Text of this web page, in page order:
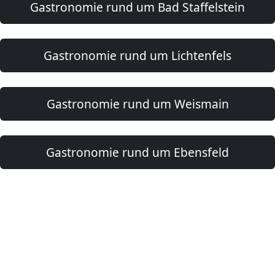
Gastronomie rund um Bad Staffelstein
Gastronomie rund um Lichtenfels
Gastronomie rund um Weismain
Gastronomie rund um Ebensfeld